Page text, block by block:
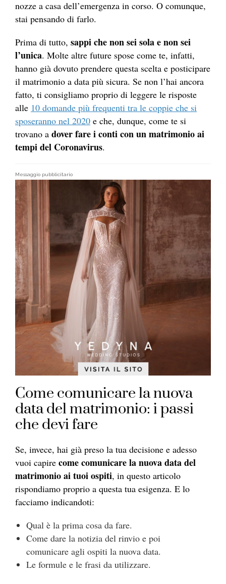
nozze a casa dell’emergenza in corso. O comunque,
stai pensando di farlo.
Prima di tutto, sappi che non sei sola e non sei
l’unica. Molte altre future spose come te, infatti,
hanno già dovuto prendere questa scelta e posticipare
il matrimonio a data più sicura. Se non l’hai ancora
fatto, ti consigliamo proprio di leggere le risposte
alle 10 domande più frequenti tra le coppie che si
sposeranno nel 2020 e che, dunque, come te si
trovano a dover fare i conti con un matrimonio ai
tempi del Coronavirus.
Messaggio pubblicitario
Come comunicare la nuova
data del matrimonio: i passi
che devi fare
Se, invece, hai già preso la tua decisione e adesso
vuoi capire come comunicare la nuova data del
matrimonio ai tuoi ospiti, in questo articolo
rispondiamo proprio a questa tua esigenza. E lo
facciamo indicandoti:
Qual è la prima cosa da fare.
Come dare la notizia del rinvio e poi
comunicare agli ospiti la nuova data.
Le formule e le frasi da utilizzare.